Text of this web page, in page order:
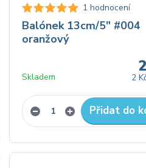
1 hodnocení
Balónek 13cm/5" #004
oranžový
2
Skladem
Přidat do